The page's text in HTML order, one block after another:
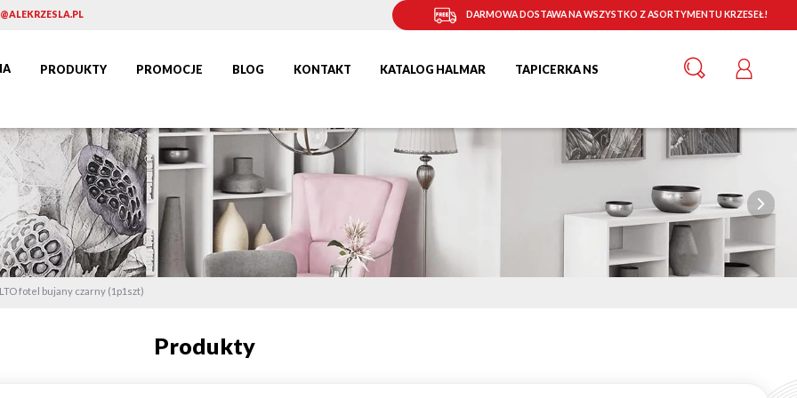
DARMOWA DOSTAWA NA WSZYSTKO Z ASORTYMENTU KRZESEŁ!
PRODUKTY PROMOCJE BLOG KONTAKT KATALOG HALMAR TAPICERKA NS
fotel bujany czarny (1p1szt)
Produkty